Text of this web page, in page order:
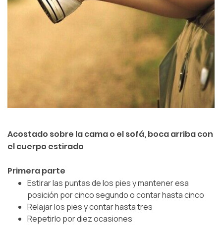
Acostado sobre la cama o el sofá, boca arriba con
el cuerpo estirado
Primera parte
Estirar las puntas de los pies y mantener esa
posición por cinco segundo o contar hasta cinco
Relajar los pies y contar hasta tres
Repetirlo por diez ocasiones